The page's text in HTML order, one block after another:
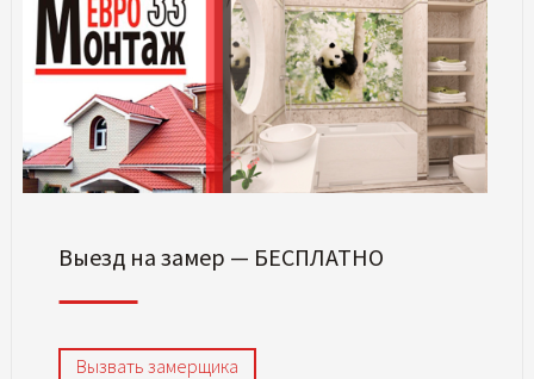
Выезд на замер — БЕСПЛАТНО
Вызвать замерщика